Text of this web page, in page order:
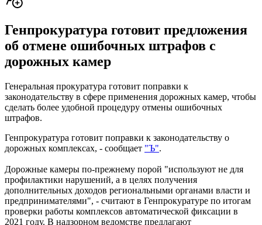
Генпрокуратура готовит предложения
об отмене ошибочных штрафов с
дорожных камер
Генеральная прокуратура готовит поправки к
законодательству в сфере применения дорожных камер, чтобы
сделать более удобной процедуру отмены ошибочных
штрафов.
Генпрокуратура готовит поправки к законодательству о
дорожных комплексах, - сообщает "Ъ".
Дорожные камеры по-прежнему порой "используют не для
профилактики нарушений, а в целях получения
дополнительных доходов региональными органами власти и
предпринимателями", - считают в Генпрокуратуре по итогам
проверки работы комплексов автоматической фиксации в
2021 году. В надзорном ведомстве предлагают